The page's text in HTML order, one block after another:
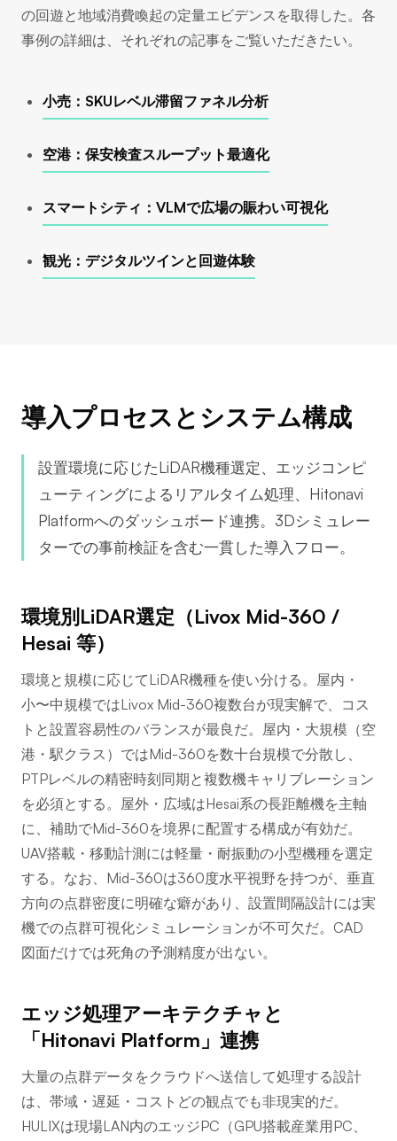
の回遊と地域消費喚起の定量エビデンスを取得した。各
事例の詳細は、それぞれの記事をご覧いただきたい。
小売：SKUレベル滞留ファネル分析
空港：保安検査スループット最適化
スマートシティ：VLMで広場の賑わい可視化
観光：デジタルツインと回遊体験
導入プロセスとシステム構成
設置環境に応じたLiDAR機種選定、エッジコンピ
ューティングによるリアルタイム処理、Hitonavi
Platformへのダッシュボード連携。3Dシミュレー
ターでの事前検証を含む一貫した導入フロー。
環境別LiDAR選定（Livox Mid-360 /
Hesai 等）
環境と規模に応じてLiDAR機種を使い分ける。屋内・
小〜中規模ではLivox Mid-360複数台が現実解で、コス
トと設置容易性のバランスが最良だ。屋内・大規模（空
港・駅クラス）ではMid-360を数十台規模で分散し、
PTPレベルの精密時刻同期と複数機キャリブレーション
を必須とする。屋外・広域はHesai系の長距離機を主軸
に、補助でMid-360を境界に配置する構成が有効だ。
UAV搭載・移動計測には軽量・耐振動の小型機種を選定
する。なお、Mid-360は360度水平視野を持つが、垂直
方向の点群密度に明確な癖があり、設置間隔設計には実
機での点群可視化シミュレーションが不可欠だ。CAD
図面だけでは死角の予測精度が出ない。
エッジ処理アーキテクチャと
「Hitonavi Platform」連携
大量の点群データをクラウドへ送信して処理する設計
は、帯域・遅延・コストどの観点でも非現実的だ。
HULIXは現場LAN内のエッジPC（GPU搭載産業用PC、